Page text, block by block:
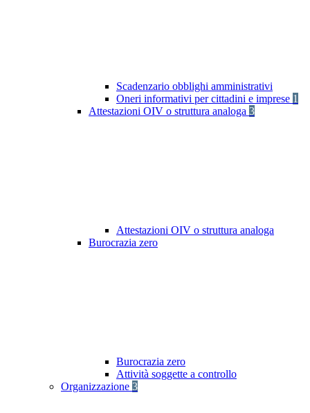
Scadenzario obblighi amministrativi
Oneri informativi per cittadini e imprese 1
Attestazioni OIV o struttura analoga 3
Attestazioni OIV o struttura analoga
Burocrazia zero
Burocrazia zero
Attività soggette a controllo
Organizzazione 3